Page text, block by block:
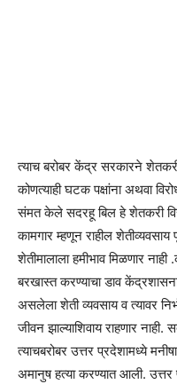
त्याच बरोबर केंद्र सरकारने
कोणत्याही घटक पक्षांना अथवा
संमत केले सदरहू बिल हे शेतकरी
कामगार म्हणून राहील शेतीव्यवसाय
शेतीमालाला हमीभाव मिळणार
बरखास्त करण्याचा डाव
असलेला शेती व्यवसाय व त्यावर
जीवन झाल्याशिवाय राहणार
त्याचबरोबर उत्तर प्रदेशामध्ये
अमानुष हत्या करण्यात आली. उत्तर